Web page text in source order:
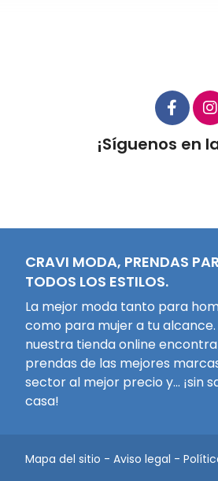
¡Síguenos en
CRAVI MODA, PRENDAS
TODOS LOS ESTILOS.
La mejor moda tanto para
como para mujer a tu alcance.
nuestra tienda online
prendas de las mejores
sector al mejor precio y... ¡sin
casa!
Mapa del sitio - Aviso legal -